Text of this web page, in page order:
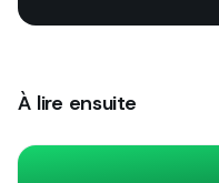
À lire ensuite